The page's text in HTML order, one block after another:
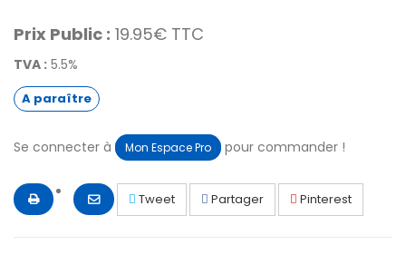
Prix Public : 19.95€ TTC
TVA : 5.5%
A paraître
Se connecter à Mon Espace Pro pour commander !
Tweet Partager Pinterest